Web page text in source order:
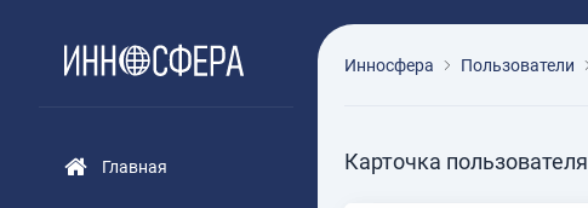
Главная
Инносфера Пользователи
Карточка пользователя